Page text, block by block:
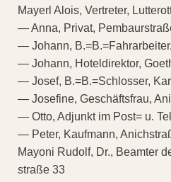
Mayerl Alois, Vertreter,
— Anna, Privat,
— Johann,
— Johann, Hoteldirektor,
— Josef, B.=B.=Schlosser,
— Josefine, Geschäftsfrau,
— Otto, Adjunkt im Post= u.
— Peter, Kaufmann,
Mayoni Rudolf, Dr., Beamter
straße 33